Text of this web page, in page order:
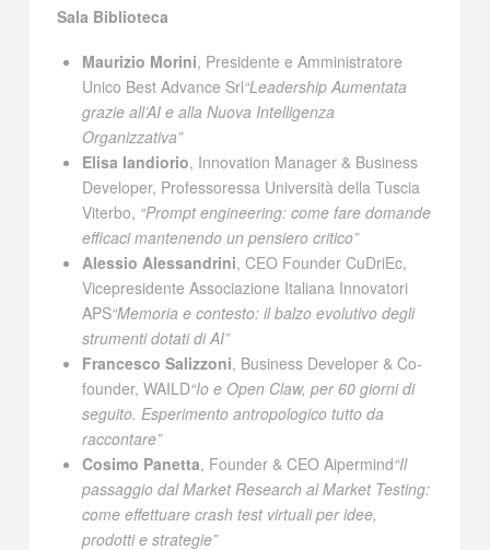
Sala Biblioteca
Maurizio Morini, Presidente e Amministratore
Unico Best Advance Srl“Leadership Aumentata
grazie all’AI e alla Nuova Intelligenza
Organizzativa”
Elisa Iandiorio, Innovation Manager & Business
Developer, Professoressa Università della Tuscia
Viterbo, “Prompt engineering: come fare domande
efficaci mantenendo un pensiero critico”
Alessio Alessandrini, CEO Founder CuDriEc,
Vicepresidente Associazione Italiana Innovatori
APS“Memoria e contesto: il balzo evolutivo degli
strumenti dotati di AI”
Francesco Salizzoni, Business Developer & Co-
founder, WAILD“Io e Open Claw, per 60 giorni di
seguito. Esperimento antropologico tutto da
raccontare”
Cosimo Panetta, Founder & CEO Aipermind“Il
passaggio dal Market Research al Market Testing:
come effettuare crash test virtuali per idee,
prodotti e strategie”